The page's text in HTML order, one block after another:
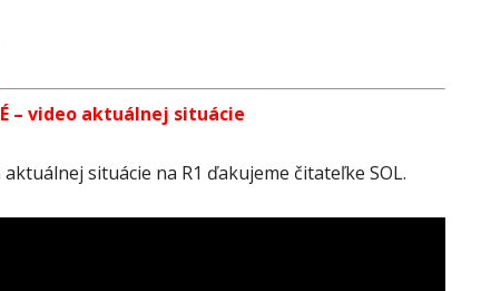
– video aktuálnej situácie
aktuálnej situácie na R1 ďakujeme čitateľke SOL.